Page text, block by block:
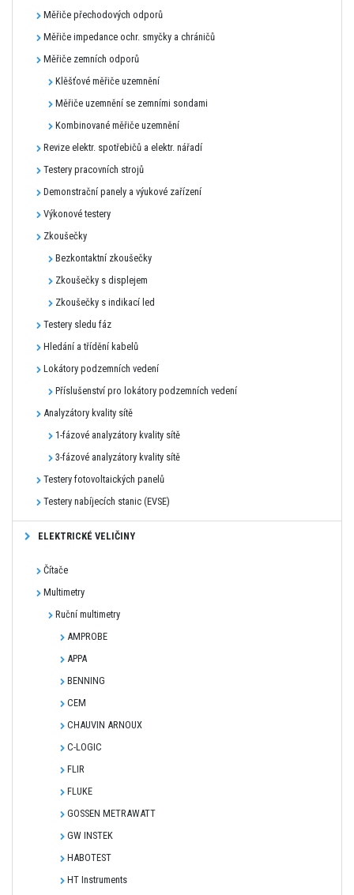
Měřiče přechodových odporů
Měřiče impedance ochr. smyčky a chráničů
Měřiče zemních odporů
Klěšťové měřiče uzemnění
Měřiče uzemnění se zemními sondami
Kombinované měřiče uzemnění
Revize elektr. spotřebičů a elektr. nářadí
Testery pracovních strojů
Demonstrační panely a výukové zařízení
Výkonové testery
Zkoušečky
Bezkontaktní zkoušečky
Zkoušečky s displejem
Zkoušečky s indikací led
Testery sledu fáz
Hledání a třídění kabelů
Lokátory podzemních vedení
Příslušenství pro lokátory podzemních vedení
Analyzátory kvality sítě
1-fázové analyzátory kvality sítě
3-fázové analyzátory kvality sítě
Testery fotovoltaických panelů
Testery nabíjecích stanic (EVSE)
ELEKTRICKÉ VELIČINY
Čítače
Multimetry
Ruční multimetry
AMPROBE
APPA
BENNING
CEM
CHAUVIN ARNOUX
C-LOGIC
FLIR
FLUKE
GOSSEN METRAWATT
GW INSTEK
HABOTEST
HT Instruments